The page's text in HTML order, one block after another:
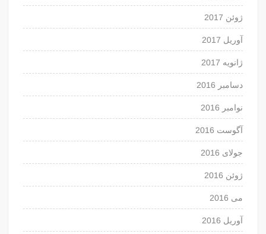
ژوئن 2017
آوریل 2017
ژانویه 2017
دسامبر 2016
نوامبر 2016
آگوست 2016
جولای 2016
ژوئن 2016
می 2016
آوریل 2016